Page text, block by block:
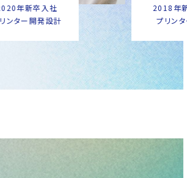
年新卒入社
ンター開発設計
2018年
プリン